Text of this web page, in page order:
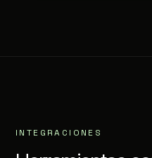
INTEGRACIONES